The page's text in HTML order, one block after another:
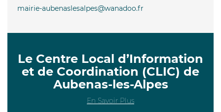
mairie-aubenaslesalpes@wanadoo.fr
Le Centre Local d’Information
et de Coordination (CLIC) de
Aubenas-les-Alpes
En Savoir Plus